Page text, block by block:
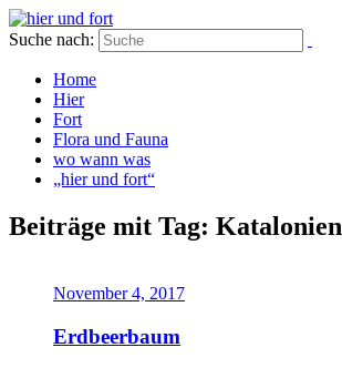
Suche nach:
Home
Hier
Fort
Flora und Fauna
wo wann was
„hier und fort“
Beiträge mit Tag: Katalonien
November 4, 2017
Erdbeerbaum